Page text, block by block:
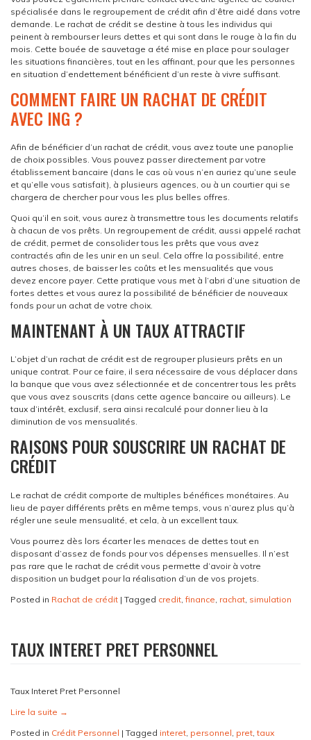
spécialisée dans le regroupement de crédit afin d’être aidé dans votre
demande. Le rachat de crédit se destine à tous les individus qui
peinent à rembourser leurs dettes et qui sont dans le rouge à la fin du
mois. Cette bouée de sauvetage a été mise en place pour soulager
les situations financières, tout en les affinant, pour que les personnes
en situation d’endettement bénéficient d’un reste à vivre suffisant.
COMMENT FAIRE UN RACHAT DE CRÉDIT
AVEC ING ?
Afin de bénéficier d’un rachat de crédit, vous avez toute une panoplie
de choix possibles. Vous pouvez passer directement par votre
établissement bancaire (dans le cas où vous n’en auriez qu’une seule
et qu’elle vous satisfait), à plusieurs agences, ou à un courtier qui se
chargera de chercher pour vous les plus belles offres.
Quoi qu’il en soit, vous aurez à transmettre tous les documents relatifs
à chacun de vos prêts. Un regroupement de crédit, aussi appelé rachat
de crédit, permet de consolider tous les prêts que vous avez
contractés afin de les unir en un seul. Cela offre la possibilité, entre
autres choses, de baisser les coûts et les mensualités que vous
devez encore payer. Cette pratique vous met à l’abri d’une situation de
fortes dettes et vous aurez la possibilité de bénéficier de nouveaux
fonds pour un achat de votre choix.
MAINTENANT À UN TAUX ATTRACTIF
L’objet d’un rachat de crédit est de regrouper plusieurs prêts en un
unique contrat. Pour ce faire, il sera nécessaire de vous déplacer dans
la banque que vous avez sélectionnée et de concentrer tous les prêts
que vous avez souscrits (dans cette agence bancaire ou ailleurs). Le
taux d’intérêt, exclusif, sera ainsi recalculé pour donner lieu à la
diminution de vos mensualités.
RAISONS POUR SOUSCRIRE UN RACHAT DE
CRÉDIT
Le rachat de crédit comporte de multiples bénéfices monétaires. Au
lieu de payer différents prêts en même temps, vous n’aurez plus qu’à
régler une seule mensualité, et cela, à un excellent taux.
Vous pourrez dès lors écarter les menaces de dettes tout en
disposant d’assez de fonds pour vos dépenses mensuelles. Il n’est
pas rare que le rachat de crédit vous permette d’avoir à votre
disposition un budget pour la réalisation d’un de vos projets.
Posted in Rachat de crédit | Tagged credit ,finance rachat simulation
TAUX INTERET PRET PERSONNEL
Taux Interet Pret Personnel
Lire la suite →
Posted in Crédit Personnel | Tagged interet personnel pret ,taux